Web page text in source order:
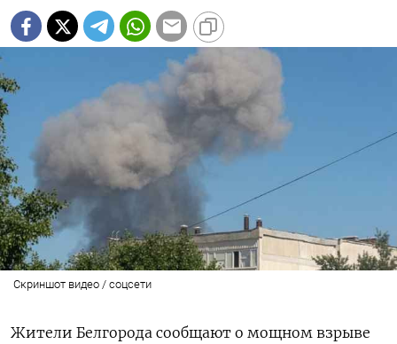
Скриншот видео / соцсети
Жители Белгорода сообщают о мощном взрыве